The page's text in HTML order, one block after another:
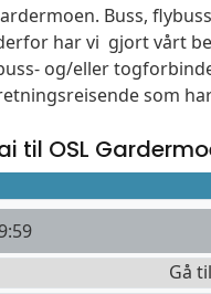
Buss,
har vi gjort vårt
og/eller
som
til OSL
Gå